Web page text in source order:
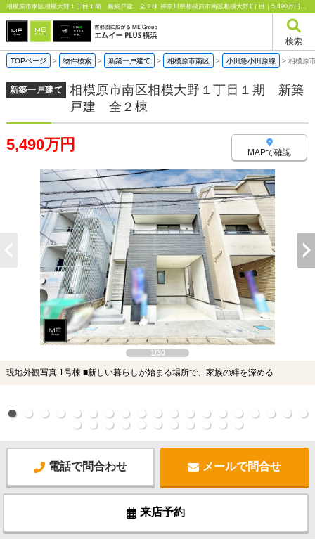
相模原市南区相模大野１丁目１期 新築戸建 全２棟 神奈川県相模原市南区相模大野1丁目｜5,490万円の新築一戸建て｜エムイーPLUS横浜
検索
TOPページ > 物件検索 > 新築一戸建て > 相模原市南区 > 小田急小田原線 > 相模原
新築一戸建て
相模原市南区相模大野１丁目１期 新築
戸建 全２棟
5,490万円 MAPで確認
1/30
現地外観写真 1号棟 ■新しい暮らしが始まる場所で、家族の絆を深める
電話で問合わせ メールで問合せ
来店予約